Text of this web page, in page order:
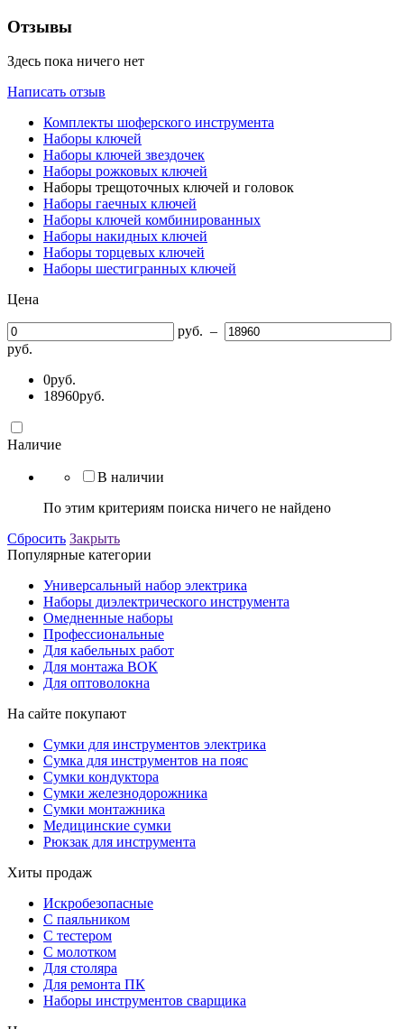
Отзывы
Здесь пока ничего нет
Написать отзыв
Комплекты шоферского инструмента
Наборы ключей
Наборы ключей звездочек
Наборы рожковых ключей
Наборы трещоточных ключей и головок
Наборы гаечных ключей
Наборы ключей комбинированных
Наборы накидных ключей
Наборы торцевых ключей
Наборы шестигранных ключей
Цена
руб. –
руб.
0руб.
18960руб.
Наличие
В наличии
По этим критериям поиска ничего не найдено
Сбросить Закрыть
Популярные категории
Универсальный набор электрика
Наборы диэлектрического инструмента
Омедненные наборы
Профессиональные
Для кабельных работ
Для монтажа ВОК
Для оптоволокна
На сайте покупают
Сумки для инструментов электрика
Сумка для инструментов на пояс
Сумки кондуктора
Сумки железнодорожника
Сумки монтажника
Медицинские сумки
Рюкзак для инструмента
Хиты продаж
Искробезопасные
С паяльником
С тестером
С молотком
Для столяра
Для ремонта ПК
Наборы инструментов сварщика